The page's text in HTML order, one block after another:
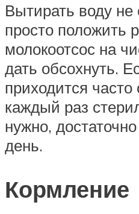
Вытирать воду не
просто положить
молокоотсос на
дать обсохнуть.
приходится
каждый раз
нужно,
день.
Кормление